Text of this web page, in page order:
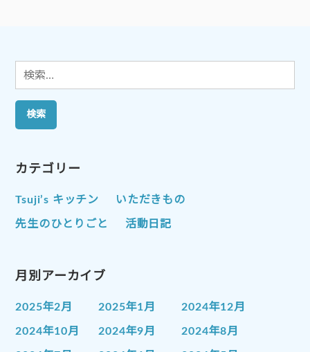
検
索:
カテゴリー
Tsuji’s キッチン いただきもの
先生のひとりごと 活動日記
月別アーカイブ
2025年2月 2025年1月 2024年12月
2024年10月 2024年9月 2024年8月